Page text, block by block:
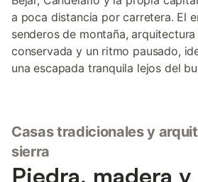
a poca distancia por carretera. El
senderos de montaña,
conservada y un ritmo pausado,
una escapada tranquila lejos del
Casas tradicionales y
sierra
Piedra, madera y